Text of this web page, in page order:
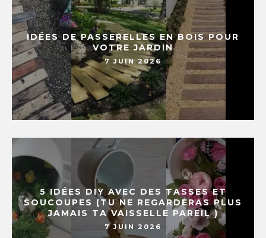
IDÉES DE PASSERELLES EN BOIS POUR
VOTRE JARDIN
7 JUIN 2026
5 IDÉES DIY AVEC DES TASSES ET
SOUCOUPES (TU NE REGARDERAS PLUS
JAMAIS TA VAISSELLE PAREIL )
7 JUIN 2026